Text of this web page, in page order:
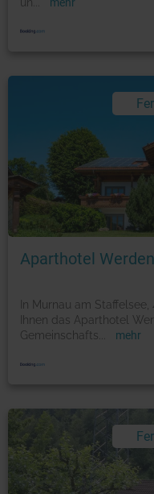
Aparthotel
In Murnau am
Ihnen das Aparthotel
Gemeinschafts
mehr